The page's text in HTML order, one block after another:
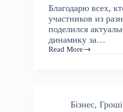
Благодарю всех,
участников из
поделился
динамику за…
Read More
Бізнес,Гроші